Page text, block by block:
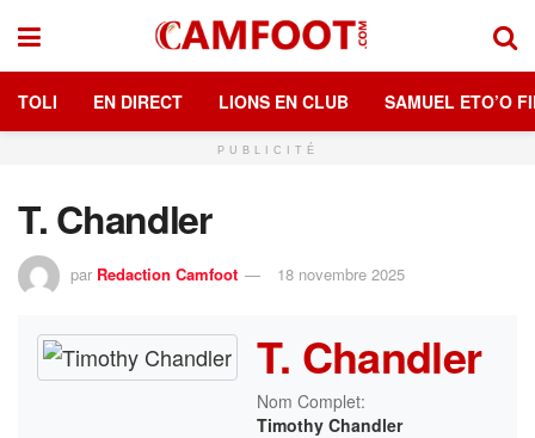
TOLI EN DIRECT LIONS EN CLUB SAMUEL ETO’O
PUBLICITÉ
T. Chandler
par Redaction Camfoot 18 novembre 2025
T. Chandler
Nom Complet:
Timothy Chandler